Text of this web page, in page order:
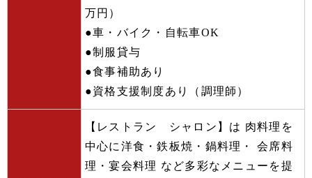
万円）
●車・バイク・自転車OK
●制服貸与
●食事補助あり
●資格支援制度あり（調理師）
【レストラン シャロン】は 肉料理を
中心に洋食・鉄板焼・鍋料理・ 会席料
理・宴会料理 など多彩なメニューを提